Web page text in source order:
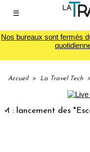
☰
Nos bureaux sont fermés
Accueil > La Travel Tech
des "Escales